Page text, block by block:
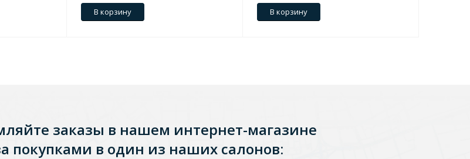
В корзину В корзину
заказы в нашем интернет-магазине
покупками в один из наших салонов: